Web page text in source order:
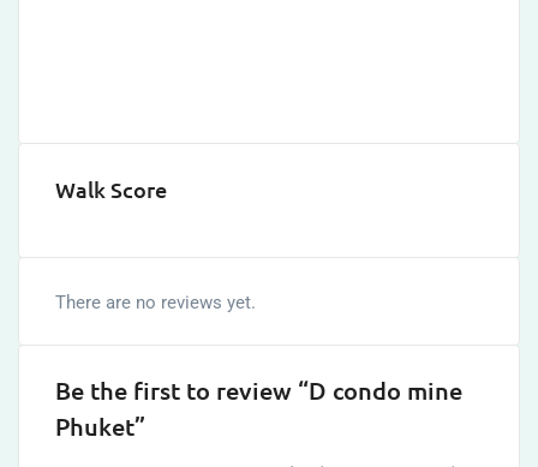
Walk Score
There are no reviews yet.
Be the first to review “D condo mine
Phuket”